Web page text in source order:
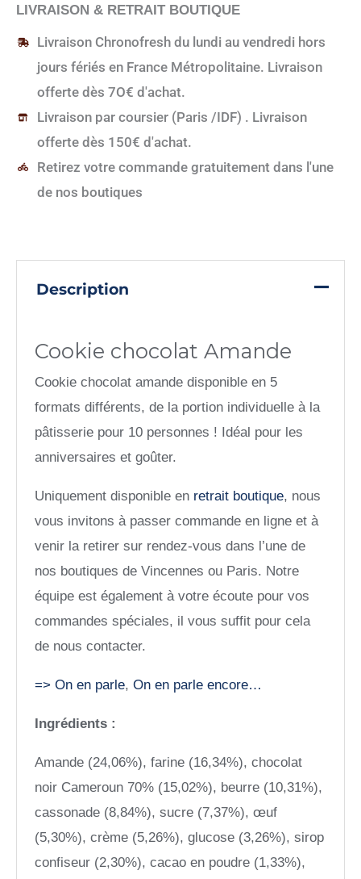
Cookie
chocolat
Amande
LIVRAISON & RETRAIT BOUTIQUE
Livraison Chronofresh du lundi au vendredi hors
jours fériés en France Métropolitaine. Livraison
offerte dès 7O€ d'achat.
Livraison par coursier (Paris /IDF) . Livraison
offerte dès 150€ d'achat.
Retirez votre commande gratuitement dans l'une
de nos boutiques
Description
Cookie chocolat Amande
Cookie chocolat amande disponible en 5
formats différents, de la portion individuelle à la
pâtisserie pour 10 personnes ! Idéal pour les
anniversaires et goûter.
Uniquement disponible en retrait boutique, nous
vous invitons à passer commande en ligne et à
venir la retirer sur rendez-vous dans l’une de
nos boutiques de Vincennes ou Paris. Notre
équipe est également à votre écoute pour vos
commandes spéciales, il vous suffit pour cela
de nous contacter.
=> On en parle,On en parle encore…
Ingrédients :
Amande (24,06%), farine (16,34%), chocolat
noir Cameroun 70% (15,02%), beurre (10,31%),
cassonade (8,84%), sucre (7,37%), œuf
(5,30%), crème (5,26%), glucose (3,26%), sirop
confiseur (2,30%), cacao en poudre (1,33%),